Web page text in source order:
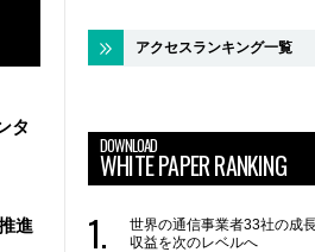
タ
進
アクセスランキング一覧
DOWNLOAD
WHITE PAPER RANKING
世界の通信事業者33社の成
収益を次のレベルへ